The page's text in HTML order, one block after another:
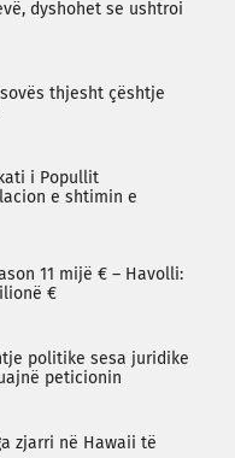
dyshohet se ushtroi
thjesht çështje
i Popullit
e shtimin e
11 mijë € – Havolli:
€
politike sesa juridike
peticionin
zjarri në Hawaii të